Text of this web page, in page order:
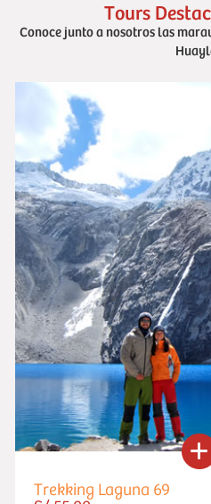
Tours
Conoce junto a nosotros las
Trekking Laguna 69